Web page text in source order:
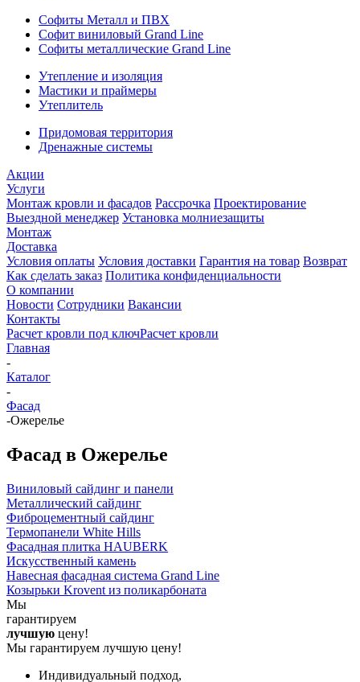
Софиты Металл и ПВХ
Софит виниловый Grand Line
Софиты металлические Grand Line
Утепление и изоляция
Мастики и праймеры
Утеплитель
Придомовая территория
Дренажные системы
Акции
Услуги
Монтаж кровли и фасадов Рассрочка Проектирование
Выездной менеджер Установка молниезащиты
Монтаж
Доставка
Условия оплаты Условия доставки Гарантия на товар Возврат
Как сделать заказ Политика конфиденциальности
О компании
Новости Сотрудники Вакансии
Контакты
Расчет кровли под ключРасчет кровли
Главная
-
Каталог
-
Фасад
-Ожерелье
Фасад в Ожерелье
Виниловый сайдинг и панели
Металлический сайдинг
Фиброцементный сайдинг
Термопанели White Hills
Фасадная плитка HAUBERK
Искусственный камень
Навесная фасадная система Grand Line
Козырьки Krovent из поликарбоната
Мы
гарантируем
лучшую цену!
Мы гарантируем лучшую цену!
Индивидуальный подход,